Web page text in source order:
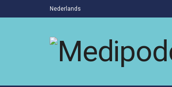
Nederlands